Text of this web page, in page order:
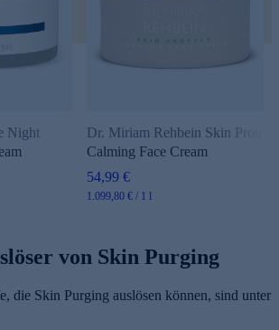
Night
Dr. Miriam Rehbein Skin Protect
Calming Face Cream
54,99 €
1.099,80 € / 1 l
von Skin Purging
die Skin Purging auslösen können, sind unter